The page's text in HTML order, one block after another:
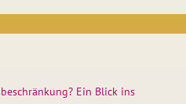
Ein Blick ins